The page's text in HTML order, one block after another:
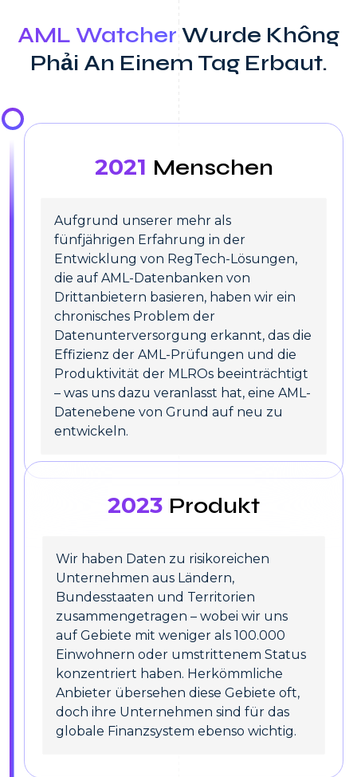
AML Watcher Wurde Không
Phải An Einem Tag Erbaut.
2021 Menschen
Aufgrund unserer mehr als
fünfjährigen Erfahrung in der
Entwicklung von RegTech-Lösungen,
die auf AML-Datenbanken von
Drittanbietern basieren, haben wir ein
chronisches Problem der
Datenunterversorgung erkannt, das die
Effizienz der AML-Prüfungen und die
Produktivität der MLROs beeinträchtigt
– was uns dazu veranlasst hat, eine AML-
Datenebene von Grund auf neu zu
entwickeln.
2023 Produkt
Wir haben Daten zu risikoreichen
Unternehmen aus Ländern,
Bundesstaaten und Territorien
zusammengetragen – wobei wir uns
auf Gebiete mit weniger als 100.000
Einwohnern oder umstrittenem Status
konzentriert haben. Herkömmliche
Anbieter übersehen diese Gebiete oft,
doch ihre Unternehmen sind für das
globale Finanzsystem ebenso wichtig.